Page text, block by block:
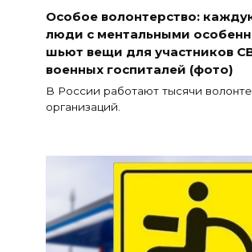
Особое волонтерство:
люди с ментальными
шьют вещи для участников
военных госпиталей (фото)
В России работают тысячи
организаций.